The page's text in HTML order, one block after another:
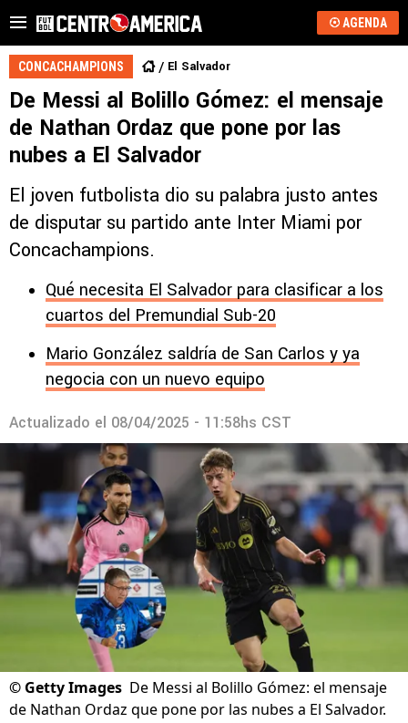
AGENDA
CONCACHAMPIONS El Salvador
De Messi al Bolillo Gómez: el mensaje
de Nathan Ordaz que pone por las
nubes a El Salvador
El joven futbolista dio su palabra justo antes
de disputar su partido ante Inter Miami por
Concachampions.
Qué necesita El Salvador para clasificar a los
cuartos del Premundial Sub-20
Mario González saldría de San Carlos y ya
negocia con un nuevo equipo
Actualizado el 08/04/2025 - 11:58hs CST
© Getty Images De Messi al Bolillo Gómez: el mensaje
de Nathan Ordaz que pone por las nubes a El Salvador.